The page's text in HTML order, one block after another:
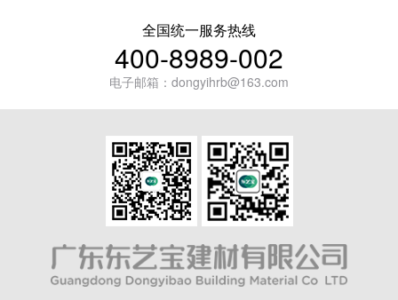
全国统一服务热线
400-8989-002
电子邮箱：dongyihrb@163.com